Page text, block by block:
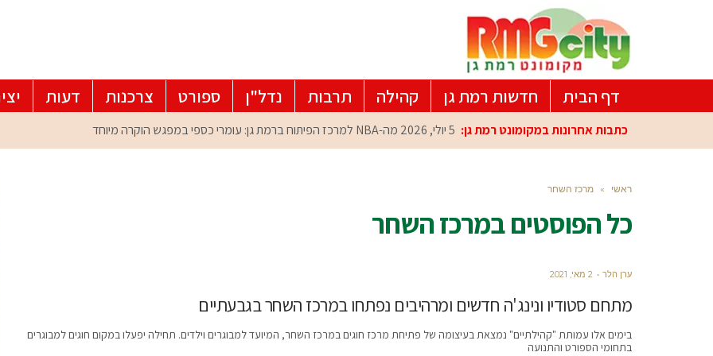
דף הבית חדשות רמת גן קהילה תרבות נדל"ן ספורט צרכנות דעות
כתבות אחרונות במקומונט רמת גן: 5 יולי, 2026 מה-NBA למרכז הפיתוח ברמת גן: עומרי כספי במפגש הוקרה מיוחד
ראשי » מרכז השחר
כל הפוסטים במרכז השחר
ערן הלר 2 מאי, 2021
מתחם סטודיו ונינג'ה חדשים ומרהיבים נפתחו במרכז השחר בגבעתיים
בימים אלו עמותת "קהילתיים" נמצאת בעיצומה של פתיחת מרכז חוגים במרכז השחר, המיועד למבוגרים וילדים. תחילה יפעלו במקום חוגים למבוגרים
בתחומי הספורט והתנועה